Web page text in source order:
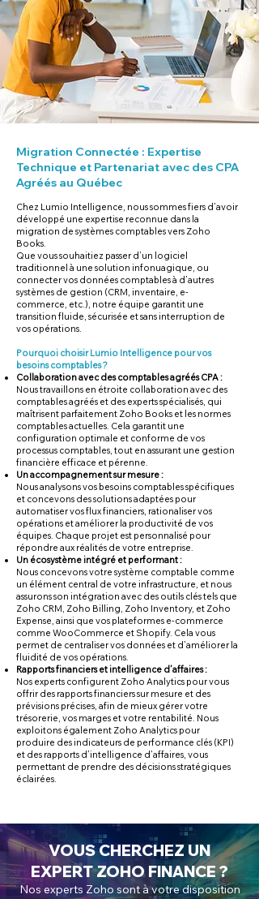
Migration Connectée : Expertise
Technique et Partenariat avec des CPA
Agréés au Québec
Chez Lumio Intelligence, nous sommes fiers d’avoir
développé une expertise reconnue dans la
migration de systèmes comptables vers Zoho
Books.
Que vous souhaitiez passer d’un logiciel
traditionnel à une solution infonuagique, ou
connecter vos données comptables à d’autres
systèmes de gestion (CRM, inventaire, e-
commerce, etc.), notre équipe garantit une
transition fluide, sécurisée et sans interruption de
vos opérations.
Pourquoi choisir Lumio Intelligence pour vos
besoins comptables ?
Collaboration avec des comptables agréés CPA :
Nous travaillons en étroite collaboration avec des
comptables agréés et des experts spécialisés, qui
maîtrisent parfaitement Zoho Books et les normes
comptables actuelles. Cela garantit une
configuration optimale et conforme de vos
processus comptables, tout en assurant une gestion
financière efficace et pérenne.
Un accompagnement sur mesure :
Nous analysons vos besoins comptables spécifiques
et concevons des solutions adaptées pour
automatiser vos flux financiers, rationaliser vos
opérations et améliorer la productivité de vos
équipes. Chaque projet est personnalisé pour
répondre aux réalités de votre entreprise.
Un écosystème intégré et performant :
Nous concevons votre système comptable comme
un élément central de votre infrastructure, et nous
assurons son intégration avec des outils clés tels que
Zoho CRM, Zoho Billing, Zoho Inventory, et Zoho
Expense, ainsi que vos plateformes e-commerce
comme WooCommerce et Shopify. Cela vous
permet de centraliser vos données et d’améliorer la
fluidité de vos opérations.
Rapports financiers et intelligence d’affaires :
Nos experts configurent Zoho Analytics pour vous
offrir des rapports financiers sur mesure et des
prévisions précises, afin de mieux gérer votre
trésorerie, vos marges et votre rentabilité. Nous
exploitons également Zoho Analytics pour
produire des indicateurs de performance clés (KPI)
et des rapports d’intelligence d’affaires, vous
permettant de prendre des décisions stratégiques
éclairées.
VOUS CHERCHEZ UN
EXPERT ZOHO FINANCE ?
Nos experts Zoho sont à votre disposition